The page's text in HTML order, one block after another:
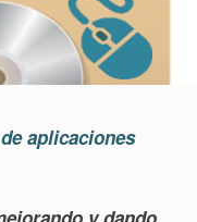
aplicaciones